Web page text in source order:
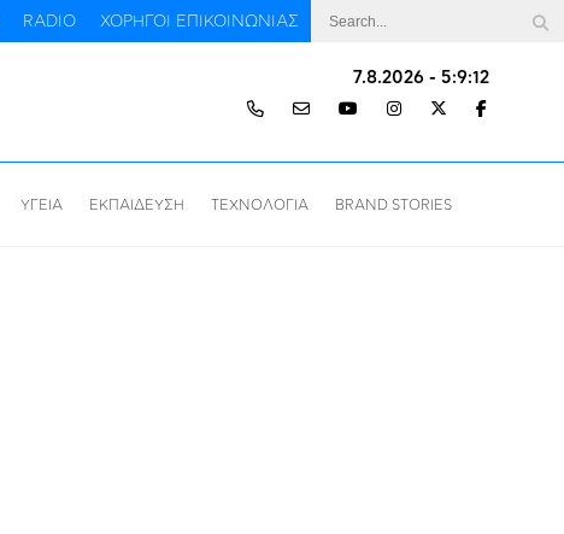
ΧΟΡΗΓΟΙ ΕΠΙΚΟΙΝΩΝΙΑΣ
RADIO
7.8.2026 - 5:9:13
ΥΓΕΙΑ ΕΚΠΑΙΔΕΥΣΗ ΤΕΧΝΟΛΟΓΙΑ BRAND STORIES